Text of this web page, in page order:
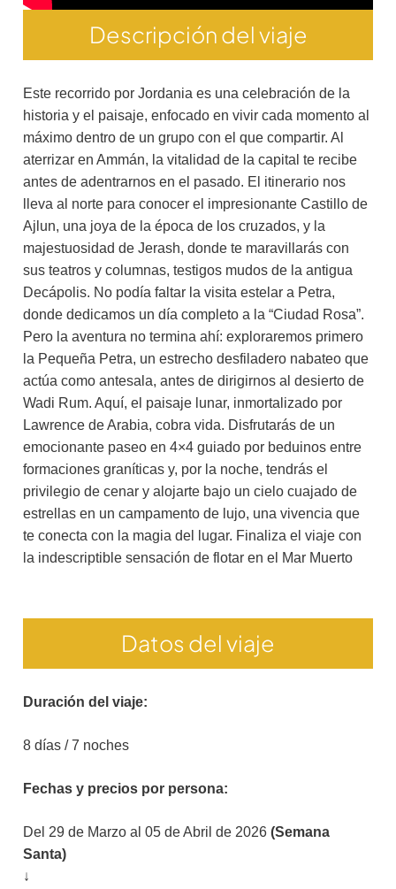
Descripción del viaje
Este recorrido por Jordania es una celebración de la
historia y el paisaje, enfocado en vivir cada momento al
máximo dentro de un grupo con el que compartir. Al
aterrizar en Ammán, la vitalidad de la capital te recibe
antes de adentrarnos en el pasado. El itinerario nos
lleva al norte para conocer el impresionante Castillo de
Ajlun, una joya de la época de los cruzados, y la
majestuosidad de Jerash, donde te maravillarás con
sus teatros y columnas, testigos mudos de la antigua
Decápolis. No podía faltar la visita estelar a Petra,
donde dedicamos un día completo a la “Ciudad Rosa”.
Pero la aventura no termina ahí: exploraremos primero
la Pequeña Petra, un estrecho desfiladero nabateo que
actúa como antesala, antes de dirigirnos al desierto de
Wadi Rum. Aquí, el paisaje lunar, inmortalizado por
Lawrence de Arabia, cobra vida. Disfrutarás de un
emocionante paseo en 4×4 guiado por beduinos entre
formaciones graníticas y, por la noche, tendrás el
privilegio de cenar y alojarte bajo un cielo cuajado de
estrellas en un campamento de lujo, una vivencia que
te conecta con la magia del lugar. Finaliza el viaje con
la indescriptible sensación de flotar en el Mar Muerto
Datos del viaje
Duración del viaje:
8 días / 7 noches
Fechas y precios por persona:
Del 29 de Marzo al 05 de Abril de 2026 (Semana
Santa)
↓